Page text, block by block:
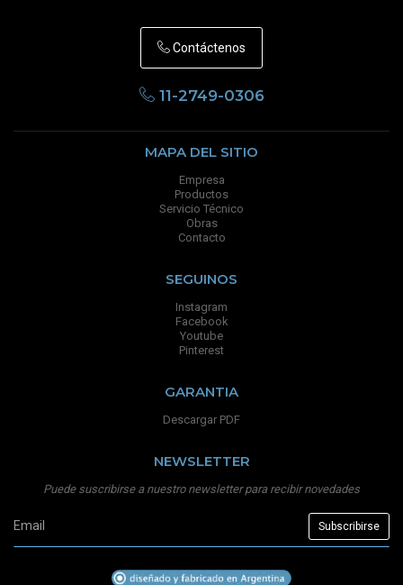
Contáctenos
11-2749-0306
MAPA DEL SITIO
Empresa
Productos
Servicio Técnico
Obras
Contacto
SEGUINOS
Instagram
Facebook
Youtube
Pinterest
GARANTIA
Descargar PDF
NEWSLETTER
Puede suscribirse a nuestro newsletter para recibir novedades